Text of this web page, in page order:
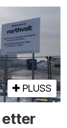
PLUSS
etter